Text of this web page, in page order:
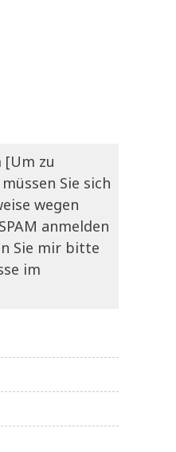
[Um zu
Sie sich
wegen
anmelden
Sie mir bitte
im